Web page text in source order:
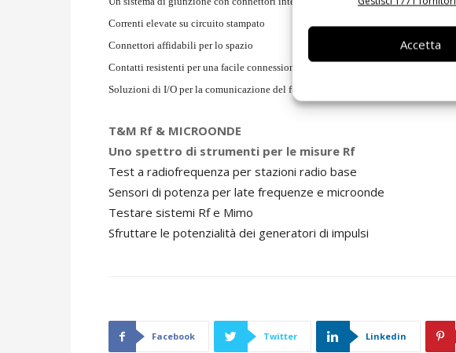
Accetta
Correnti elevate su circuito stampato
Connettori affidabili per lo spazio
Contatti resistenti per una facile connessione
Soluzioni di I/O per la comunicazione del futuro
T&M Rf & MICROONDE
Uno spettro di strumenti per le misure Rf
Test a radiofrequenza per stazioni radio base
Sensori di potenza per late frequenze e microonde
Testare sistemi Rf e Mimo
Sfruttare le potenzialità dei generatori di impulsi
Facebook Twitter Linkedin